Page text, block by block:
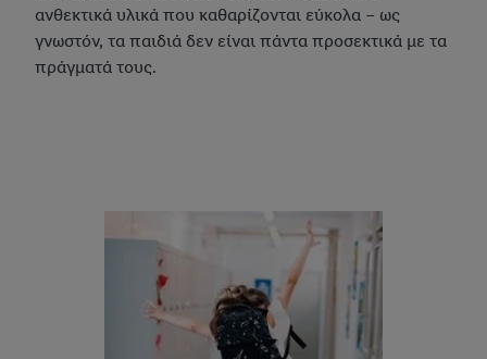
ανθεκτικά υλικά που καθαρίζονται εύκολα – ως
γνωστόν, τα παιδιά δεν είναι πάντα προσεκτικά με τα
πράγματά τους.